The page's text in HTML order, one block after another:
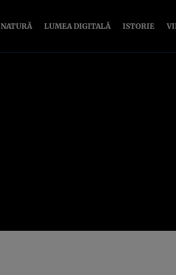
NATURĂ LUMEA DIGITALĂ ISTORIE